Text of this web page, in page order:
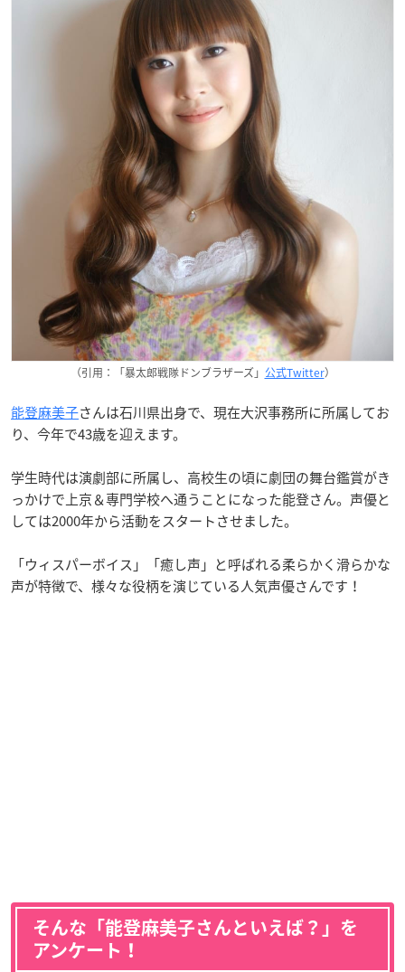
（引用：「暴太郎戦隊ドンブラザーズ」 公式Twitter）
能登麻美子さんは石川県出身で、現在大沢事務所に所属してお
り、今年で43歳を迎えます。
学生時代は演劇部に所属し、高校生の頃に劇団の舞台鑑賞がき
っかけで上京＆専門学校へ通うことになった能登さん。声優と
しては2000年から活動をスタートさせました。
「ウィスパーボイス」「癒し声」と呼ばれる柔らかく滑らかな
声が特徴で、様々な役柄を演じている人気声優さんです！
そんな「能登麻美子さんといえば？」を
アンケート！